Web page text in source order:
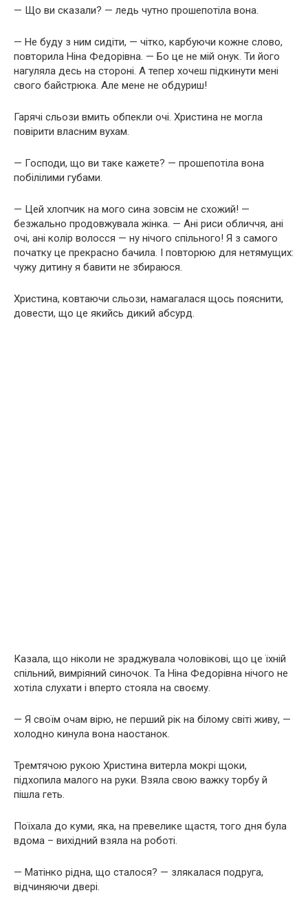
— Що ви сказали? — ледь чутно прошепотіла вона.
— Не буду з ним сидіти, — чітко, карбуючи кожне слово,
повторила Ніна Федорівна. — Бо це не мій онук. Ти його
нагуляла десь на стороні. А тепер хочеш підкинути мені
свого байстрюка. Але мене не обдуриш!
Гарячі сльози вмить обпекли очі. Христина не могла
повірити власним вухам.
— Господи, що ви таке кажете? — прошепотіла вона
побілілими губами.
— Цей хлопчик на мого сина зовсім не схожий! —
безжально продовжувала жінка. — Ані риси обличчя, ані
очі, ані колір волосся — ну нічого спільного! Я з самого
початку це прекрасно бачила. І повторюю для нетямущих:
чужу дитину я бавити не збираюся.
Христина, ковтаючи сльози, намагалася щось пояснити,
довести, що це якийсь дикий абсурд.
Казала, що ніколи не зраджувала чоловікові, що це їхній
спільний, вимріяний синочок. Та Ніна Федорівна нічого не
хотіла слухати і вперто стояла на своєму.
— Я своїм очам вірю, не перший рік на білому світі живу, —
холодно кинула вона наостанок.
Тремтячою рукою Христина витерла мокрі щоки,
підхопила малого на руки. Взяла свою важку торбу й
пішла геть.
Поїхала до куми, яка, на превелике щастя, того дня була
вдома – вихідний взяла на роботі.
— Матінко рідна, що сталося? — злякалася подруга,
відчиняючи двері.